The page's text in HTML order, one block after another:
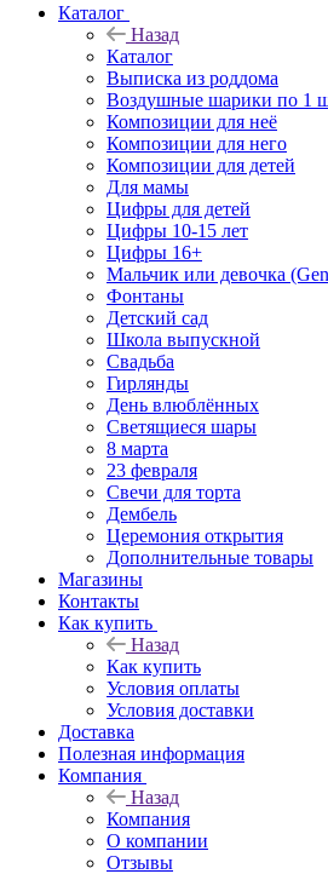
Каталог
Назад
Каталог
Выписка из роддома
Воздушные шарики по 1
Композиции для неё
Композиции для него
Композиции для детей
Для мамы
Цифры для детей
Цифры 10-15 лет
Цифры 16+
Мальчик или девочка
Фонтаны
Детский сад
Школа выпускной
Свадьба
Гирлянды
День влюблённых
Светящиеся шары
8 марта
23 февраля
Свечи для торта
Дембель
Церемония открытия
Дополнительные товары
Магазины
Контакты
Как купить
Назад
Как купить
Условия оплаты
Условия доставки
Доставка
Полезная информация
Компания
Назад
Компания
О компании
Отзывы